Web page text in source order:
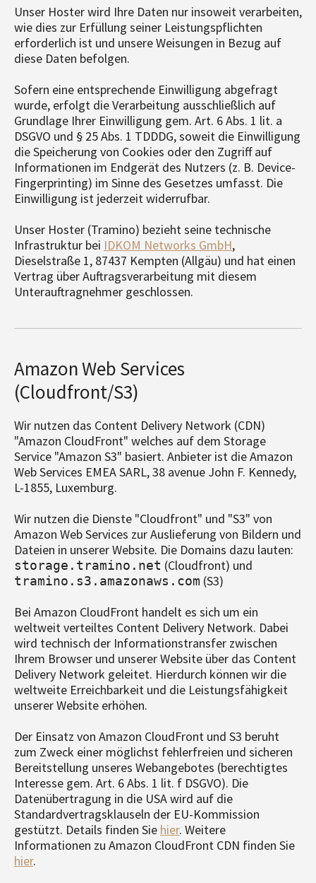
Unser Hoster wird Ihre Daten nur insoweit verarbeiten,
wie dies zur Erfüllung seiner Leistungspflichten
erforderlich ist und unsere Weisungen in Bezug auf
diese Daten befolgen.
Sofern eine entsprechende Einwilligung abgefragt
wurde, erfolgt die Verarbeitung ausschließlich auf
Grundlage Ihrer Einwilligung gem. Art. 6 Abs. 1 lit. a
DSGVO und § 25 Abs. 1 TDDDG, soweit die Einwilligung
die Speicherung von Cookies oder den Zugriff auf
Informationen im Endgerät des Nutzers (z. B. Device-
Fingerprinting) im Sinne des Gesetzes umfasst. Die
Einwilligung ist jederzeit widerrufbar.
Unser Hoster (Tramino) bezieht seine technische
Infrastruktur bei IDKOM Networks GmbH,
Dieselstraße 1, 87437 Kempten (Allgäu) und hat einen
Vertrag über Auftragsverarbeitung mit diesem
Unterauftragnehmer geschlossen.
Amazon Web Services
(Cloudfront/S3)
Wir nutzen das Content Delivery Network (CDN)
"Amazon CloudFront" welches auf dem Storage
Service "Amazon S3" basiert. Anbieter ist die Amazon
Web Services EMEA SARL, 38 avenue John F. Kennedy,
L-1855, Luxemburg.
Wir nutzen die Dienste "Cloudfront" und "S3" von
Amazon Web Services zur Auslieferung von Bildern und
Dateien in unserer Website. Die Domains dazu lauten:
storage.tramino.net (Cloudfront) und
tramino.s3.amazonaws.com (S3)
Bei Amazon CloudFront handelt es sich um ein
weltweit verteiltes Content Delivery Network. Dabei
wird technisch der Informationstransfer zwischen
Ihrem Browser und unserer Website über das Content
Delivery Network geleitet. Hierdurch können wir die
weltweite Erreichbarkeit und die Leistungsfähigkeit
unserer Website erhöhen.
Der Einsatz von Amazon CloudFront und S3 beruht
zum Zweck einer möglichst fehlerfreien und sicheren
Bereitstellung unseres Webangebotes (berechtigtes
Interesse gem. Art. 6 Abs. 1 lit. f DSGVO). Die
Datenübertragung in die USA wird auf die
Standardvertragsklauseln der EU-Kommission
gestützt. Details finden Sie hier. Weitere
Informationen zu Amazon CloudFront CDN finden Sie
hier.